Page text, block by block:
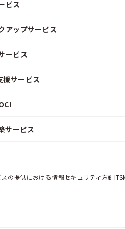
ビス
アップサービス
ービス
サービス
サービス
の提供における情報セキュリティ方針